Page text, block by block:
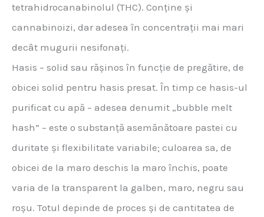
tetrahidrocanabinolul (THC). Conține și
cannabinoizi, dar adesea în concentrații mai mari
decât mugurii nesifonați.
Hasis – solid sau rășinos în funcție de pregătire, de
obicei solid pentru hasis presat. În timp ce hasis-ul
purificat cu apă – adesea denumit „bubble melt
hash” – este o substanță asemănătoare pastei cu
duritate și flexibilitate variabile; culoarea sa, de
obicei de la maro deschis la maro închis, poate
varia de la transparent la galben, maro, negru sau
roșu. Totul depinde de proces și de cantitatea de